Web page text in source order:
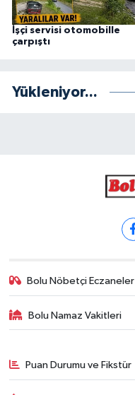
İşçi servisi otomobille
çarpıştı
Yükleniyor...
Bolu Nöbetçi Eczaneler
Bolu Namaz Vakitleri
Puan Durumu ve Fikstür